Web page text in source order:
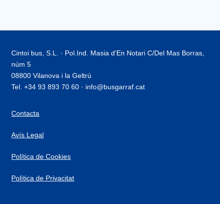
Cintoi bus, S.L. · Pol.Ind. Masia d’En Notari C/Del Mas Borras,
núm 5
08800 Vilanova i la Geltrú
Tel. +34 93 893 70 60 · info@busgarraf.cat
Contacta
Avís Legal
Política de Cookies
Política de Privacitat